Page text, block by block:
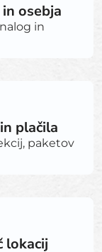
osebja
in
plačila
paketov
lokacij